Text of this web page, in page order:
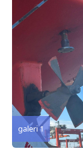
galeri 2